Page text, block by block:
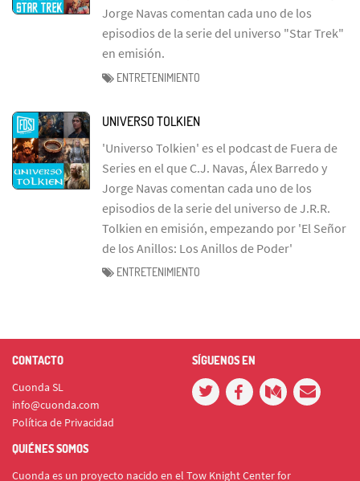
Jorge Navas comentan cada uno de los
episodios de la serie del universo "Star Trek"
en emisión.
ENTRETENIMIENTO
UNIVERSO TOLKIEN
'Universo Tolkien' es el podcast de Fuera de
Series en el que C.J. Navas, Álex Barredo y
Jorge Navas comentan cada uno de los
episodios de la serie del universo de J.R.R.
Tolkien en emisión, empezando por 'El Señor
de los Anillos: Los Anillos de Poder'
ENTRETENIMIENTO
CONTACTO
Cuonda SL
info@cuonda.com
Política de Privacidad
SÍGUENOS EN
QUIÉNES SOMOS
Cuonda es un proyecto nacido en el Tow Knight Center for